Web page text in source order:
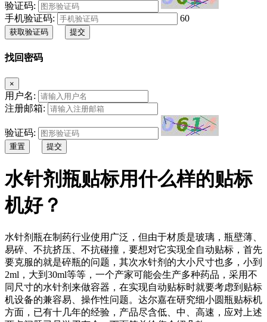
验证码:
手机验证码:
60
获取验证码 提交
找回密码
×
用户名:
注册邮箱:
验证码:
重置 提交
水针剂瓶贴标用什么样的贴标
机好？
水针剂瓶在制药行业使用广泛，但由于材质是玻璃，瓶壁薄、
易碎、不抗挤压、不抗碰撞，要想对它实现全自动贴标，首先
要克服的就是碎瓶的问题，其次水针剂的大小尺寸也多，小到
2ml，大到30ml等等，一个产家可能会生产多种药品，采用不
同尺寸的水针剂来做容器，在实现自动贴标时就要考虑到贴标
机设备的兼容易、操作性问题。达尔嘉在研究细小圆瓶贴标机
方面，已有十几年的经验，产品尽含低、中、高速，应对上述